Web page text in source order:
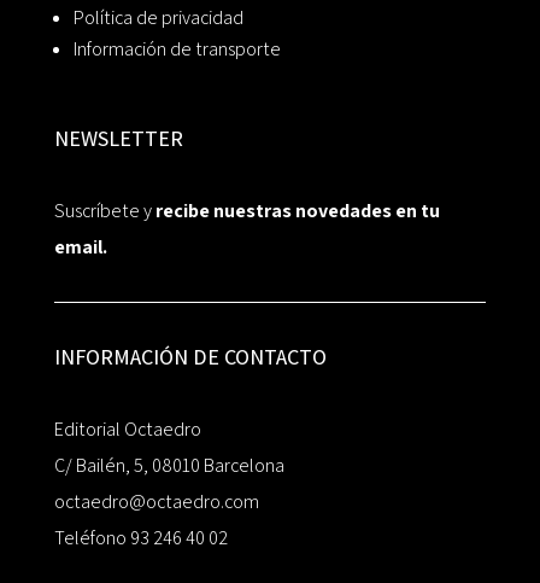
Política de privacidad
Información de transporte
NEWSLETTER
Suscríbete yrecibe nuestras novedades en tu
email.
INFORMACIÓN DE CONTACTO
Editorial Octaedro
C/ Bailén, 5, 08010 Barcelona
octaedro@octaedro.com
Teléfono 93 246 40 02